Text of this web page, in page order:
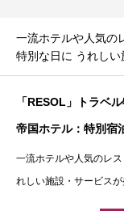
一流ホテルや人気の
特別な日に うれしい
「RESOL」トラベ
帝国ホテル：特別宿
一流ホテルや人気のレ
れしい施設・サービス